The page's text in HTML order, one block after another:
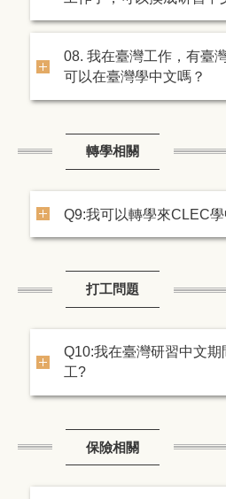
08. 我在臺灣工作，有臺
可以在臺灣學中文嗎？
轉學相關
Q9:我可以轉學來CLEC
打工問題
Q10:我在臺灣研習中文
工?
保險相關